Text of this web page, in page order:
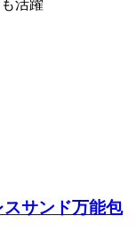
活躍
サンド万能包